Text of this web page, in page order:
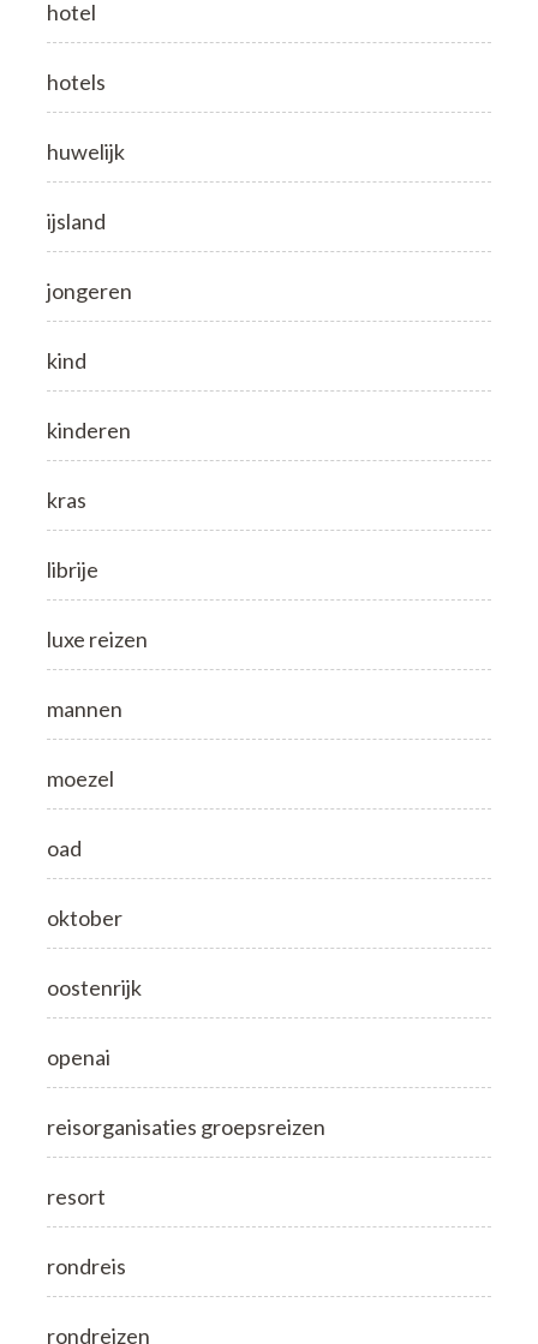
hotel
hotels
huwelijk
ijsland
jongeren
kind
kinderen
kras
librije
luxe reizen
mannen
moezel
oad
oktober
oostenrijk
openai
reisorganisaties groepsreizen
resort
rondreis
rondreizen